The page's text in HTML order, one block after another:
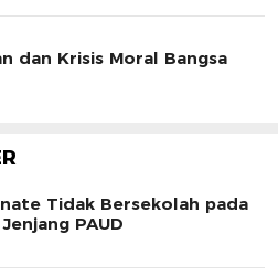
dan Krisis Moral Bangsa
Tidak Bersekolah pada
PAUD